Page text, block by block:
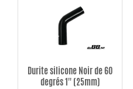
Durite silicone Noir de 60
degrés 1'' (25mm)